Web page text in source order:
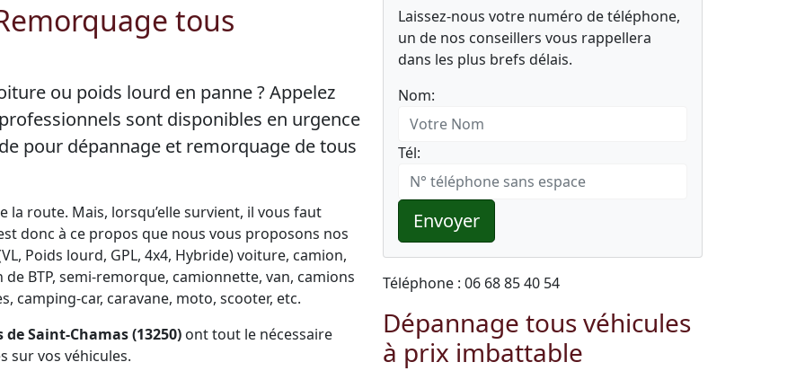
tous
ou poids lourd en panne ? Appelez
sont disponibles en urgence
pour dépannage et remorquage de tous
la route. Mais, lorsqu’elle survient, il vous faut
donc à ce propos que nous vous proposons nos
Poids lourd, GPL, 4x4, Hybride) voiture, camion,
BTP, semi-remorque, camionnette, van, camions
camping-car, caravane, moto, scooter, etc.
Saint-Chamas (13250) ont tout le nécessaire
sur vos véhicules.
Laissez-nous votre numéro de téléphone,
un de nos conseillers vous rappellera
dans les plus brefs délais.
Nom:
Tél:
Envoyer
Téléphone : 06 68 85 40 54
Dépannage tous véhicules
à prix imbattable